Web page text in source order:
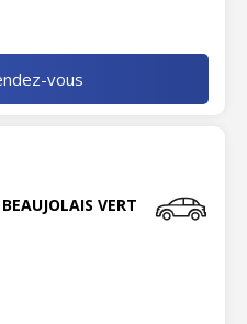
vous
VERT